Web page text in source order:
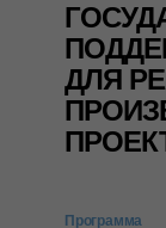
ДЛЯ
Программа